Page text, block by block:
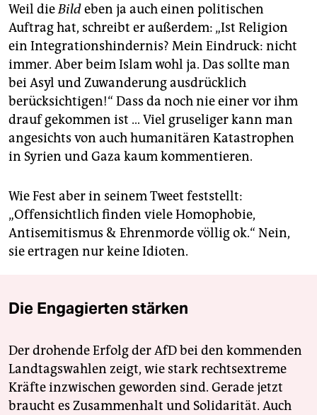
Weil dieBildeben ja auch einen politischen
Auftrag hat, schreibt er außerdem: „Ist Religion
ein Integrationshindernis? Mein Eindruck: nicht
immer. Aber beim Islam wohl ja. Das sollte man
bei Asyl und Zuwanderung ausdrücklich
berücksichtigen!“ Dass da noch nie einer vor ihm
drauf gekommen ist … Viel gruseliger kann man
angesichts von auch humanitären Katastrophen
in Syrien und Gaza kaum kommentieren.
Wie Fest aber in seinem Tweet feststellt:
„Offensichtlich finden viele Homophobie,
Antisemitismus & Ehrenmorde völlig ok.“ Nein,
sie ertragen nur keine Idioten.
Die Engagierten stärken
Der drohende Erfolg der AfD bei den kommenden
Landtagswahlen zeigt, wie stark rechtsextreme
Kräfte inzwischen geworden sind. Gerade jetzt
braucht es Zusammenhalt und Solidarität. Auch